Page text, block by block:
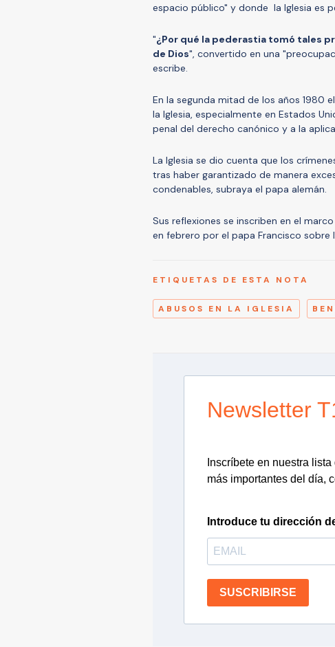
espacio público" y donde la Iglesia es
"¿Por qué la pederastia tomó tales
de Dios", convertido en una
escribe.
En la segunda mitad de los años 1980
la Iglesia, especialmente en Estados
penal del derecho canónico y a la
La Iglesia se dio cuenta que los
tras haber garantizado de manera
condenables, subraya el papa alemán.
Sus reflexiones se inscriben en el
en febrero por el papa Francisco
ETIQUETAS DE ESTA NOTA
ABUSOS EN LA IGLESIA
Newsletter
Inscríbete en nuestra
más importantes del día,
Introduce tu dirección
SUSCRIBIRSE